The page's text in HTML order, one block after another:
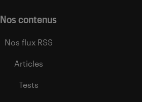
Nos contenus
Nos flux RSS
Articles
Tests